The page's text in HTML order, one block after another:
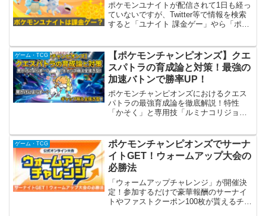
ポケモンユナイトが配信されて1日も経っ
ていないですが、Twitter等で情報を検索
すると「ユナイト 課金ゲー」やら「ポケ
ら情報を調べてみると、ポケモンユナイ
ト内のポケ...
ゲーム・TCG
【ポケモンチャンピオンズ】クエ
スパトラの育成論と対策！最強の
加速バトンで勝率UP！
ポケモンチャンピオンズにおけるクエス
パトラの最強育成論を徹底解説！特性
「かそく」と専用技「ルミナコリジョ
羅。対戦で勝つための立ち回りを今すぐ
チェック！
ゲーム・TCG
ポケモンチャンピオンズでサーナ
イトGET！ウォームアップ大会の
必勝法
「ウォームアップチャレンジ」が開催決
定！参加するだけで豪華報酬のサーナイ
トやファストクーポン100枚が貰えるチャ